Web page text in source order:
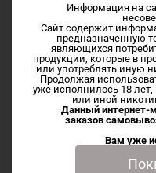
Описание
Сменный испаритель
Сопротивление 1.0ohm.
Нагревательный
Информация на
Сайт содержит
предназначенную
являющихся
продукции, которые в
или употреблять иную
Продолжая
уже исполнилось 18
или иной
Данный интернет-
заказов
Вам уже